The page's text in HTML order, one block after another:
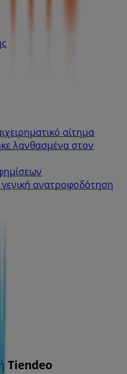
αίτημα
λανθασμένα στον
ανατροφοδότηση
Tiendeo